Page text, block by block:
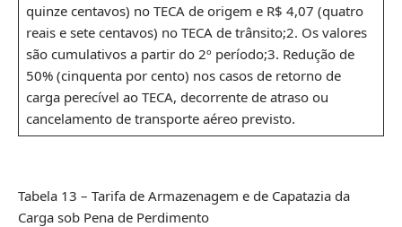
quinze centavos) no TECA de origem e R$ 4,07 (quatro
reais e sete centavos) no TECA de trânsito;2. Os valores
são cumulativos a partir do 2º período;3. Redução de
50% (cinquenta por cento) nos casos de retorno de
carga perecível ao TECA, decorrente de atraso ou
cancelamento de transporte aéreo previsto.
Tabela 13 – Tarifa de Armazenagem e de Capatazia da
Carga sob Pena de Perdimento